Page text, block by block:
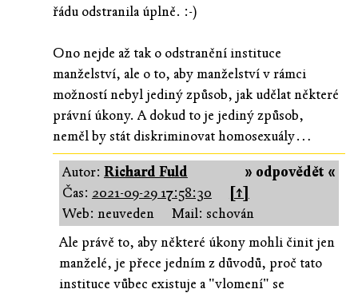
řádu odstranila úplně. :-)
Ono nejde až tak o odstranění instituce
manželství, ale o to, aby manželství v rámci
možností nebyl jediný způsob, jak udělat některé
právní úkony. A dokud to je jediný způsob,
neměl by stát diskriminovat homosexuály…
» odpovědět «
Autor: Richard Fuld
Čas: 2021-09-29 17:58:30
[↑]
Web: neuveden
Mail: schován
Ale právě to, aby některé úkony mohli činit jen
manželé, je přece jedním z důvodů, proč tato
instituce vůbec existuje a "vlomení" se